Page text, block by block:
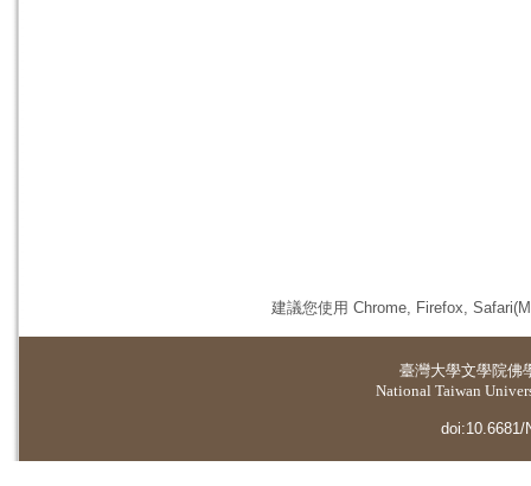
建議您使用 Chrome, Firefox,
臺灣大學文學院佛
National Taiwan
doi:10.6681/